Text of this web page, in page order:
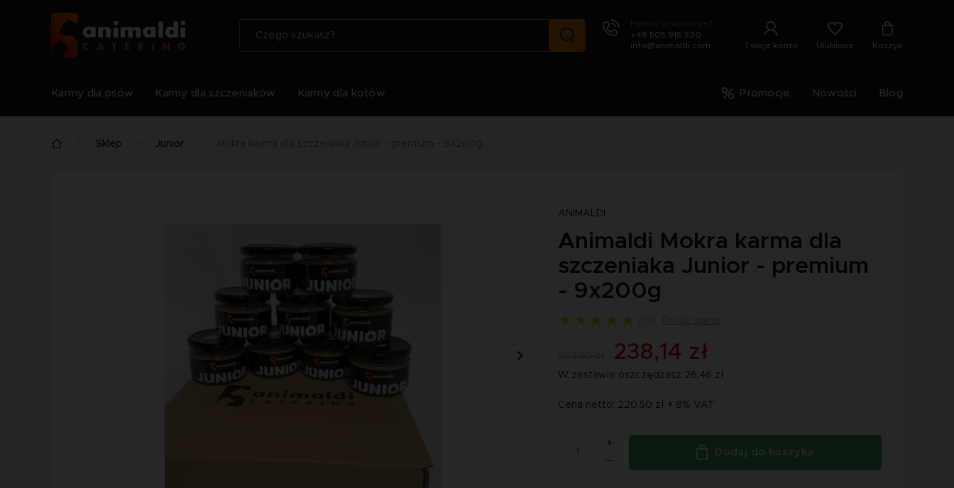
+48 505 915 330
info@animaldi.com
Twoje konto Ulubione Koszyk
Karmy dla psów Karmy dla szczeniaków Karmy dla kotów Promocje Nowości Blog
Sklep Junior
ANIMALDI
Animaldi Mokra karma dla
szczeniaka Junior - premium
- 9x200g
238,14 zł
W zestawie oszczędzasz 26,46 zł
Cena netto: 220,50 zł + 8% VAT
+
Dodaj do koszyka